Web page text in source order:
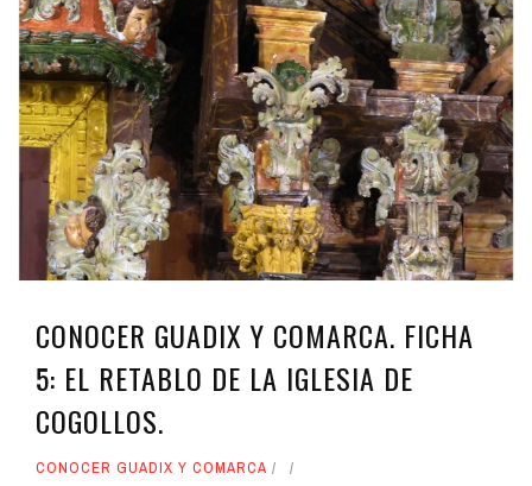
CONOCER GUADIX Y COMARCA. FICHA
5: EL RETABLO DE LA IGLESIA DE
COGOLLOS.
CONOCER GUADIX Y COMARCA